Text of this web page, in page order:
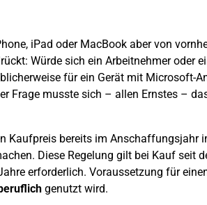
iPad oder MacBook aber von
Würde sich ein Arbeitnehmer oder
für ein Gerät mit Microsoft-
Frage musste sich – allen Ernstes –
Kaufpreis bereits im Anschaffungsjahr
Diese Regelung gilt bei Kauf seit
erforderlich. Voraussetzung für
genutzt wird.